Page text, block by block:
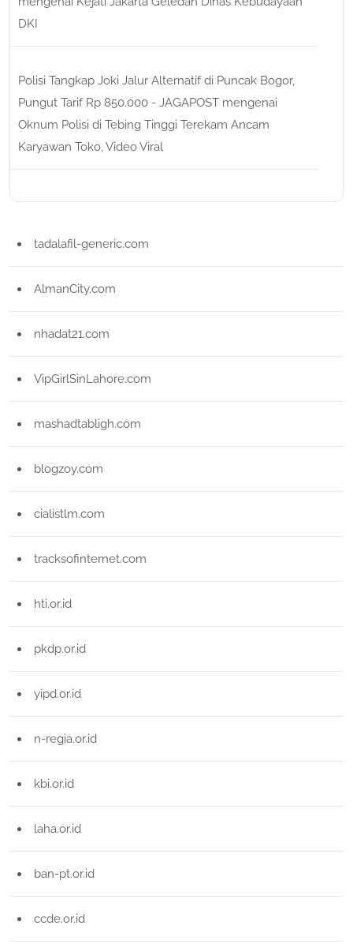
DKI
Polisi Tangkap Joki Jalur Alternatif di Puncak Bogor,
Pungut Tarif Rp 850.000 - JAGAPOST mengenai
Oknum Polisi di Tebing Tinggi Terekam Ancam
Karyawan Toko, Video Viral
tadalafil-generic.com
AlmanCity.com
nhadat21.com
VipGirlSinLahore.com
mashadtabligh.com
blogzoy.com
cialistlm.com
tracksofinternet.com
hti.or.id
pkdp.or.id
yipd.or.id
n-regia.or.id
kbi.or.id
laha.or.id
ban-pt.or.id
ccde.or.id